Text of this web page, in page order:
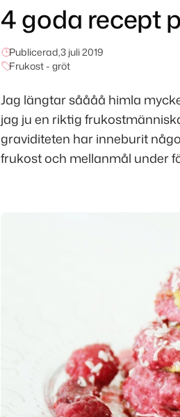
4 goda recept
Publicerad, 3 juli 2019
Frukost - gröt
Jag längtar såååå himla
jag ju en riktig
graviditeten har inneburit
frukost och mellanmål under